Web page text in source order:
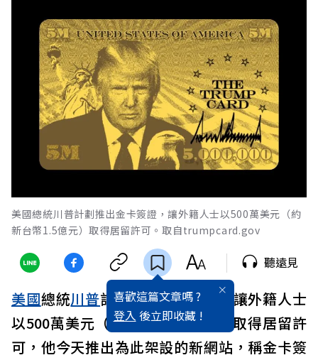
美國總統川普計劃推出金卡簽證，讓外籍人士以500萬美元（約
新台幣1.5億元）取得居留許可。取自trumpcard.gov
喜歡這篇文章嗎 ?
登入 後立即收藏 !
聽遠見
美國總統川普計劃推出金卡簽證，讓外籍人士
以500萬美元（約新台幣1.5億元）取得居留許
可，他今天推出為此架設的新網站，稱金卡簽